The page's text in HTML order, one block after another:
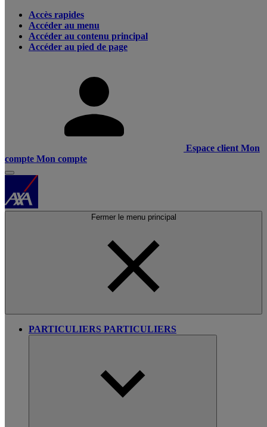
Accès rapides
Accéder au menu
Accéder au contenu principal
Accéder au pied de page
Espace client Mon
compte Mon compte
Fermer le menu principal
PARTICULIERS PARTICULIERS